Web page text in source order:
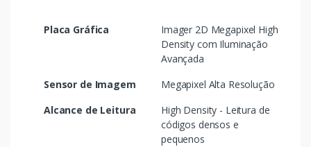
Placa Gráfica
Imager 2D Megapixel High
Density com Iluminação
Avançada
Sensor de Imagem
Megapixel Alta Resolução
Alcance de Leitura
High Density - Leitura de
códigos densos e
pequenos